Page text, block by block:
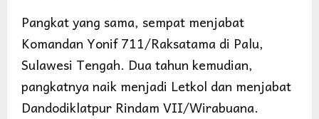
Pangkat yang sama, sempat menjabat
Komandan Yonif 711/Raksatama di Palu,
Sulawesi Tengah. Dua tahun kemudian,
pangkatnya naik menjadi Letkol dan menjabat
Dandodiklatpur Rindam VII/Wirabuana.